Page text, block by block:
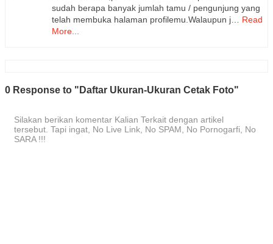
sudah berapa banyak jumlah tamu / pengunjung yang
telah membuka halaman profilemu.Walaupun j…
Read
More...
0 Response to "Daftar Ukuran-Ukuran Cetak Foto"
Silakan berikan komentar Kalian Terkait dengan artikel
tersebut. Tapi ingat, No Live Link, No SPAM, No Pornogarfi, No
SARA !!!